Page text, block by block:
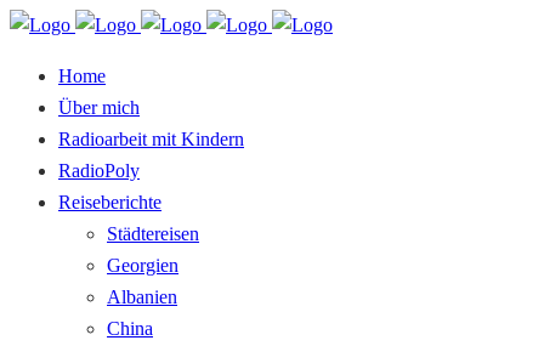
Home
Über mich
Radioarbeit mit Kindern
RadioPoly
Reiseberichte
Städtereisen
Georgien
Albanien
China